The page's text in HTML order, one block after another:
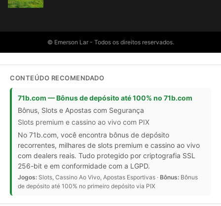
© Emerson Lar - Todos os direitos reservados.
CONTEÚDO RECOMENDADO
71b.com — Bônus de depósito até 100% no 71b.com
Bônus, Slots e Apostas com Segurança
Slots premium e cassino ao vivo com PIX
No 71b.com, você encontra bônus de depósito
recorrentes, milhares de slots premium e cassino ao vivo
com dealers reais. Tudo protegido por criptografia SSL
256-bit e em conformidade com a LGPD.
Jogos: Slots, Cassino Ao Vivo, Apostas Esportivas · Bônus: Bônus
de depósito até 100% no primeiro depósito via PIX